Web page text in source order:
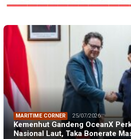
MARITIME CORNER 25/07/2026
Kemenhut Gandeng OceanX
Nasional Laut, Taka Bonerate